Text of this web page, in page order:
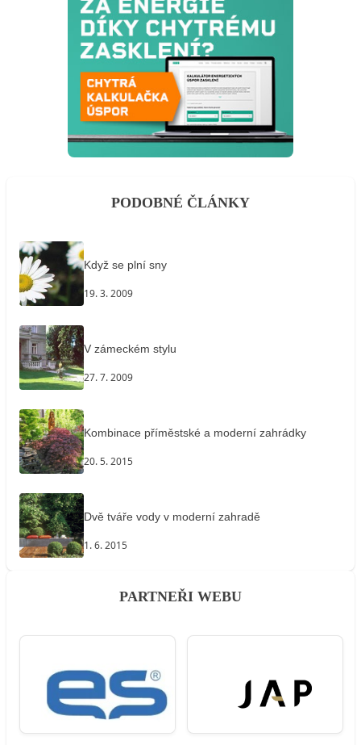
PODOBNÉ ČLÁNKY
Když se plní sny
19. 3. 2009
V zámeckém stylu
27. 7. 2009
Kombinace příměstské a moderní zahrádky
20. 5. 2015
Dvě tváře vody v moderní zahradě
1. 6. 2015
PARTNEŘI WEBU